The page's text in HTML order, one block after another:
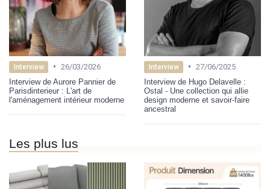
Interview • 26/03/2026
Interview de Aurore Pannier de
Parisdinterieur : L'art de
l'aménagement intérieur moderne
Interview • 27/06/2025
Interview de Hugo Delavelle :
Ostal - Une collection qui allie
design moderne et savoir-faire
ancestral
Les plus lus